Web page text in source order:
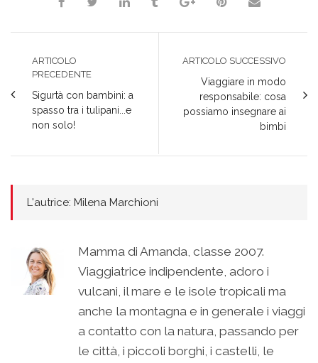
ARTICOLO
PRECEDENTE
Sigurtà con bambini: a
spasso tra i tulipani...e
non solo!
ARTICOLO SUCCESSIVO
Viaggiare in modo
responsabile: cosa
possiamo insegnare ai
bimbi
L'autrice: Milena Marchioni
Mamma di Amanda, classe 2007.
Viaggiatrice indipendente, adoro i
vulcani, il mare e le isole tropicali ma
anche la montagna e in generale i viaggi
a contatto con la natura, passando per
le città, i piccoli borghi, i castelli, le